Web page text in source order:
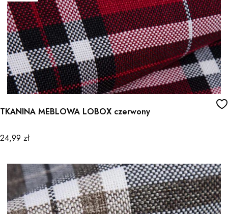
TKANINA MEBLOWA LOBOX czerwony
Cena
24,99 zł